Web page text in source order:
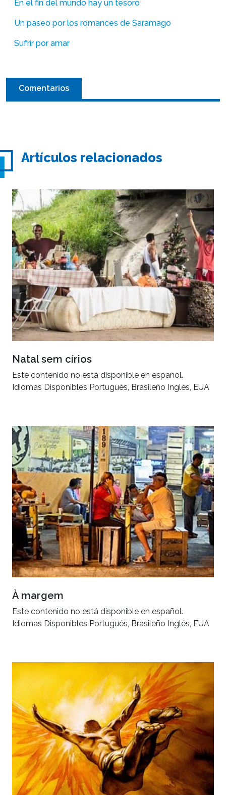
En el fin del mundo hay un tesoro
Un paseo por los romances de Saramago
Sufrir por amar
Comentarios
Artículos relacionados
Natal sem círios
Este contenido no está disponible en español.
Idiomas Disponibles Portugués, Brasileño Inglés, EUA
À margem
Este contenido no está disponible en español.
Idiomas Disponibles Portugués, Brasileño Inglés, EUA